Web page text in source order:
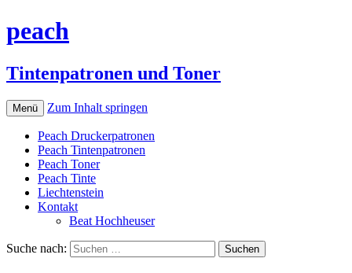
peach
Tintenpatronen und Toner
Menü Zum Inhalt springen
Peach Druckerpatronen
Peach Tintenpatronen
Peach Toner
Peach Tinte
Liechtenstein
Kontakt
Beat Hochheuser
Suche nach: